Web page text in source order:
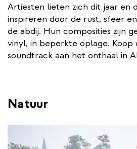
Artiesten lieten zich dit jaar en
inspireren door de rust, sfeer
de abdij. Hun composities zijn
vinyl, in beperkte oplage. Koop
soundtrack aan het onthaal in
Natuur